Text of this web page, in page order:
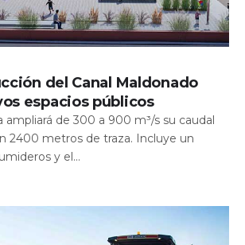
del Canal Maldonado
espacios públicos
ampliará de 300 a 900 m³/s su caudal
2400 metros de traza. Incluye un
y el...